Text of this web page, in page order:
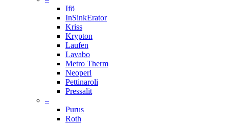
Ifö
InSinkErator
Kriss
Krypton
Laufen
Lavabo
Metro Therm
Neoperl
Pettinaroli
Pressalit
–
Purus
Roth